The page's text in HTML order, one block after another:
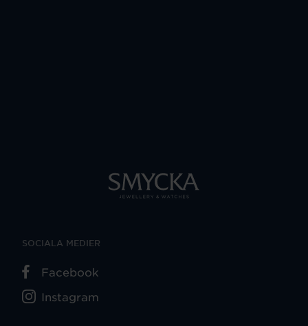
SOCIALA MEDIER
Facebook
Instagram